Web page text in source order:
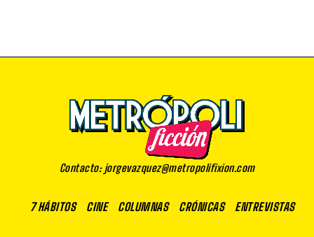
Contacto: jorgevazquez@metropolifixion.com
7 HÁBITOS CINE COLUMNAS CRÓNICAS ENTREVISTAS